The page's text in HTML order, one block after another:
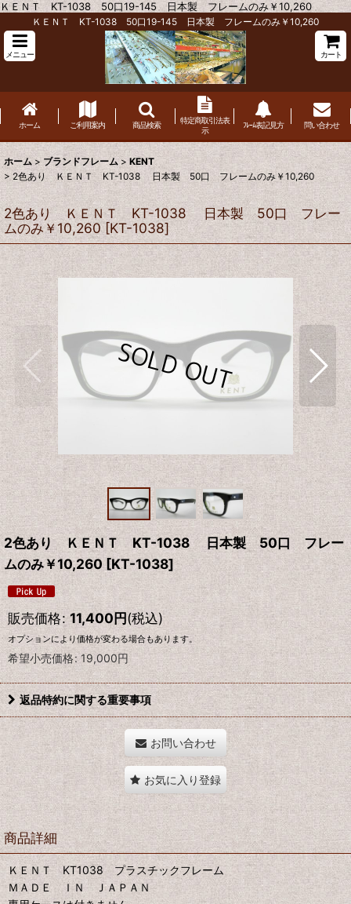
ＫＥＮＴ KT-1038 50口19-145 日本製 フレームのみ￥10,260
ＫＥＮＴ KT-1038 50口19-145 日本製 フレームのみ￥10,260
メニュー カート
ホーム ご利用案内 商品検索
特定商取引法表
示
ﾌﾚｰﾑ表記見方 問い合わせ
ホーム > ブランドフレーム > KENT
> 2色あり ＫＥＮＴ KT-1038 日本製 50口 フレームのみ￥10,260
2色あり ＫＥＮＴ KT-1038 日本製 50口 フレー
ムのみ￥10,260 [KT-1038]
2色あり ＫＥＮＴ KT-1038 日本製 50口 フレー
ムのみ￥10,260 [KT-1038]
販売価格: 11,400円(税込)
オプションにより価格が変わる場合もあります。
希望小売価格: 19,000円
返品特約に関する重要事項
お問い合わせ
お気に入り登録
商品詳細
ＫＥＮＴ KT1038 プラスチックフレーム
ＭＡＤＥ ＩＮ ＪＡＰＡＮ